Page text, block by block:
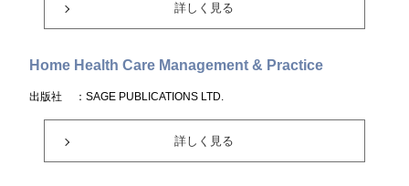
詳しく見る
Home Health Care Management & Practice
出版社 ：SAGE PUBLICATIONS LTD.
詳しく見る